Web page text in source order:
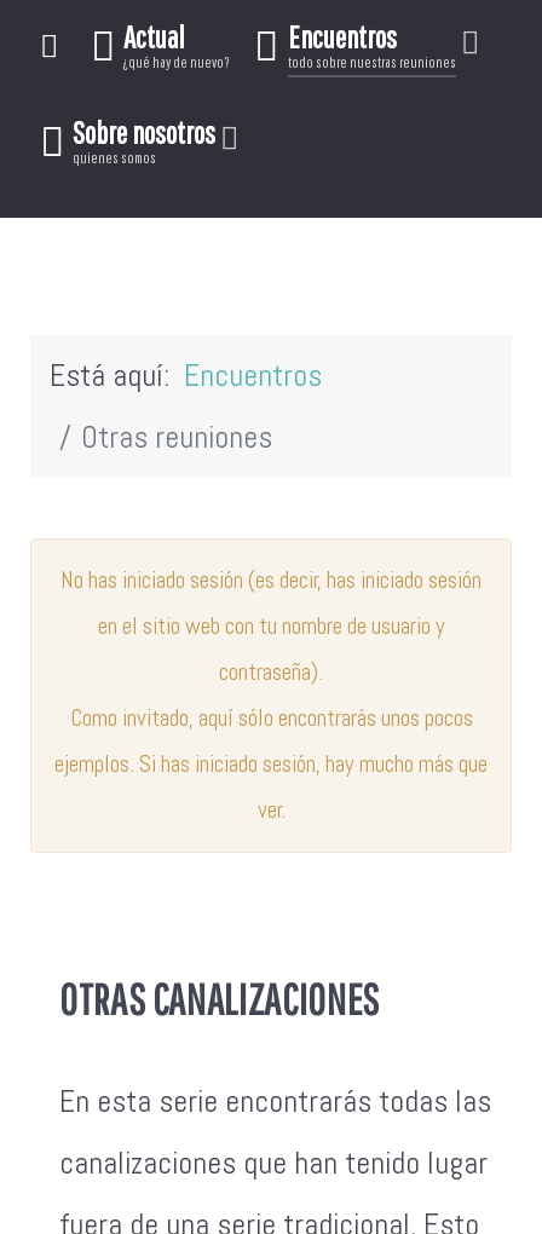
Actual
¿qué hay de nuevo?
Encuentros
todo sobre nuestras reuniones
Sobre nosotros
quienes somos
Está aquí: Encuentros
Otras reuniones
No has iniciado sesión (es decir, has iniciado sesión
en el sitio web con tu nombre de usuario y
contraseña).
Como invitado, aquí sólo encontrarás unos pocos
ejemplos. Si has iniciado sesión, hay mucho más que
ver.
OTRAS CANALIZACIONES
En esta serie encontrarás todas las
canalizaciones que han tenido lugar
fuera de una serie tradicional. Esto